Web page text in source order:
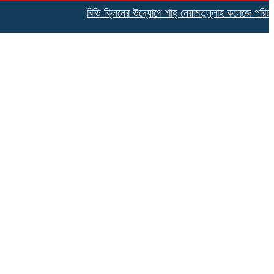
বিডি ক্লিনের উদ্যোগে শাহ্ নেয়ামতুল্লাহ কলেজে পরিচ্ছন্নতা